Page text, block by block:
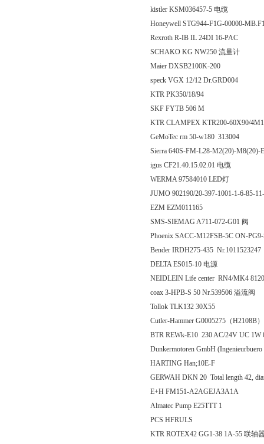
kistler KSM036457-5 电缆
Honeywell STG944-F1G-00000-
Rexroth R-IB IL 24DI 16-PAC
SCHAKO KG NW250 流量计
Maier DXSB2100K-200
speck VGX 12/12 Dr.GRD004
KTR PK350/18/94
SKF FYTB 506 M
KTR CLAMPEX KTR200-60X90/
GeMoTec rm 50-w180 313004
Sierra 640S-FM-L28-M2(20)-
igus CF21.40.15.02.01 电缆
WERMA 97584010 LED灯
JUMO 902190/20-397-1001-1-6-85-
EZM EZM011165
SMS-SIEMAG A711-072-G01 阀
Phoenix SACC-M12FSB-5C ON-
Bender IRDH275-435 Nr.1011523247
DELTA ES015-10 电源
NEIDLEIN Life center RN4/MK4
coax 3-HPB-S 50 Nr.539506 溢流阀
Tollok TLK132 30X55
Cutler-Hammer G0005275（H2108B
BTR REWk-E10 230 AC/24V UC 1W
Dunkermotoren GmbH
HARTING Han;10E-F
GERWAH DKN 20 Total length 42,
E+H FM151-A2AGEJA3A1A
Almatec Pump E25TTT 1
PCS HFRULS
KTR ROTEX42 GG1-38 1A-55 联轴